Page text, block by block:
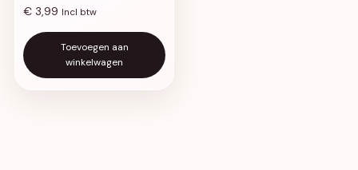
€ 3,99 Incl btw
Toevoegen aan
winkelwagen